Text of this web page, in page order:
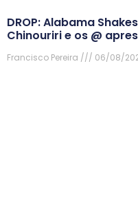
DROP: Alabama
Chinouriri e os @
Francisco Pereira 06/08/